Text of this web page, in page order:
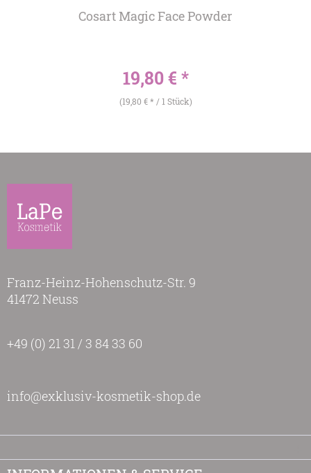
Cosart Magic Face Powder
19,80 € *
(19,80 € * / 1 Stück)
Franz-Heinz-Hohenschutz-Str. 9
41472 Neuss
+49 (0) 21 31 / 3 84 33 60
info@exklusiv-kosmetik-shop.de